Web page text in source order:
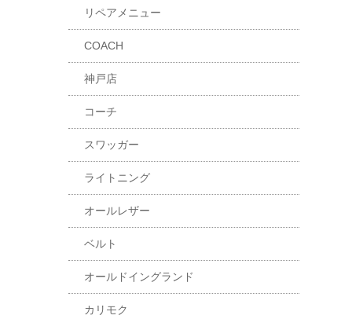
リペアメニュー
COACH
神戸店
コーチ
スワッガー
ライトニング
オールレザー
ベルト
オールドイングランド
カリモク